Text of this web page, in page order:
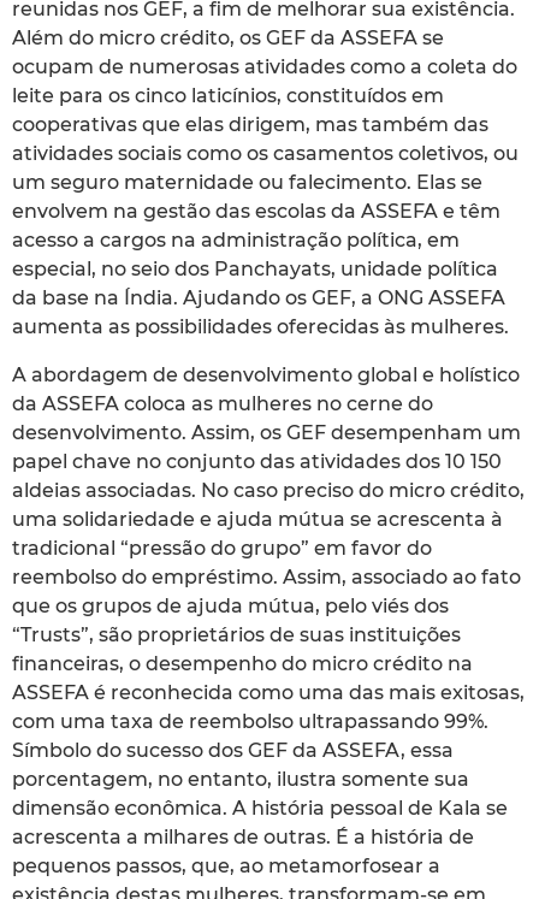
reunidas nos GEF, a fim de melhorar sua existência.
Além do micro crédito, os GEF da ASSEFA se
ocupam de numerosas atividades como a coleta do
leite para os cinco laticínios, constituídos em
cooperativas que elas dirigem, mas também das
atividades sociais como os casamentos coletivos, ou
um seguro maternidade ou falecimento. Elas se
envolvem na gestão das escolas da ASSEFA e têm
acesso a cargos na administração política, em
especial, no seio dos Panchayats, unidade política
da base na Índia. Ajudando os GEF, a ONG ASSEFA
aumenta as possibilidades oferecidas às mulheres.
A abordagem de desenvolvimento global e holístico
da ASSEFA coloca as mulheres no cerne do
desenvolvimento. Assim, os GEF desempenham um
papel chave no conjunto das atividades dos 10 150
aldeias associadas. No caso preciso do micro crédito,
uma solidariedade e ajuda mútua se acrescenta à
tradicional “pressão do grupo” em favor do
reembolso do empréstimo. Assim, associado ao fato
que os grupos de ajuda mútua, pelo viés dos
“Trusts”, são proprietários de suas instituições
financeiras, o desempenho do micro crédito na
ASSEFA é reconhecida como uma das mais exitosas,
com uma taxa de reembolso ultrapassando 99%.
Símbolo do sucesso dos GEF da ASSEFA, essa
porcentagem, no entanto, ilustra somente sua
dimensão econômica. A história pessoal de Kala se
acrescenta a milhares de outras. É a história de
pequenos passos, que, ao metamorfosear a